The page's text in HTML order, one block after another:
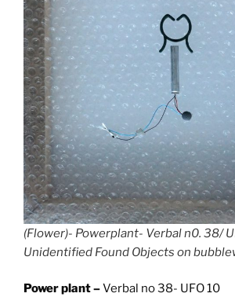
(Flower)- Powerplant- Verbal n0. 38/
Unidentified Found Objects on
Power plant –Verbal no 38- UFO 10